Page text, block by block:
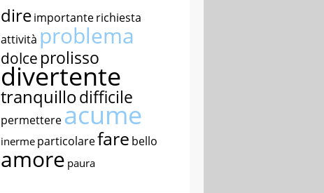
direimportanterichiesta
attività problema
dolce prolisso
divertente
tranquillodifficile
permettereacume
inerme particolarefare bello
amore paura